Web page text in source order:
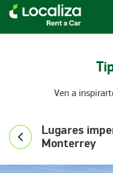
RENTA DE AUTOS LOCALIZA
Ven a
Lugares
Monterrey